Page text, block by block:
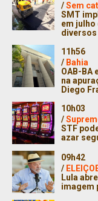
/Sem
SMT
em julho
diversos
11h56
/ Bahia
OAB-BA
na
Diego
10h03
/
STF
azar
09h42
/
Lula
imagem